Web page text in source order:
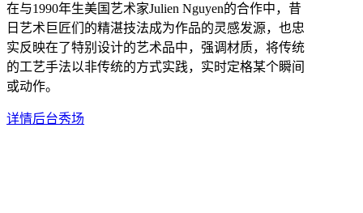
在与1990年生美国艺术家Julien Nguyen的合作中，昔
日艺术巨匠们的精湛技法成为作品的灵感发源，也忠
实反映在了特别设计的艺术品中，强调材质，将传统
的工艺手法以非传统的方式实践，实时定格某个瞬间
或动作。
详情后台秀场